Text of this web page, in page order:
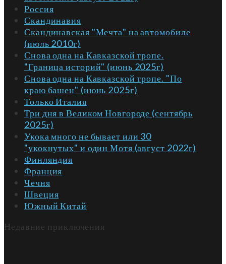
Россия
Скандинавия
Скандинавская "Мечта" на автомобиле
(июль 2010г)
Снова одна на Кавказской тропе.
"Граница историй" (июнь 2025г)
Снова одна на Кавказской тропе. "По
краю башен" (июнь 2025г)
Только Италия
Три дня в Великом Новгороде (сентябрь
2025г)
Укока много не бывает или 30
"укокнутых" и один Мотя (август 2022г)
Финляндия
Франция
Чечня
Швеция
Южный Китай
Недавние приключения